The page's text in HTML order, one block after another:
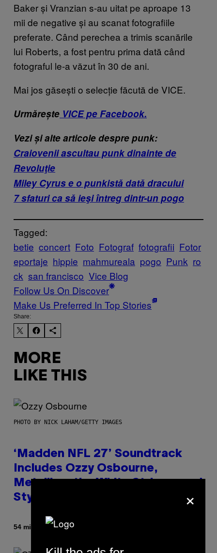
Baker și Vranzian s-au uitat pe aproape 13
mii de negative și au scanat fotografiile
preferate. Când perechea a trimis scanările
lui Roberts, a fost pentru prima dată când
fotograful le-a văzut în 30 de ani.
Mai jos găsești o selecție făcută de VICE.
Urmărește VICE pe Facebook.
Vezi și alte articole despre punk:
Craiovenii ascultau punk dinainte de
Revoluţie
Miley Cyrus e o punkistă dată dracului
7 sfaturi ca să ieşi întreg dintr-un pogo
Tagged:
betie concert Foto Fotograf fotografii Fotor
eportaje hippie mahmureala pogo Punk ro
ck san francisco Vice Blog
Follow Us On Discover
Make Us Preferred In Top Stories
Share:
MORE
LIKE THIS
PHOTO BY NICK LAHAM/GETTY IMAGES
‘Madden NFL 27’ Soundtrack
Includes Ozzy Osbourne,
Metallica, the White Stripes, and
Styx
54 minutes agoBy
×